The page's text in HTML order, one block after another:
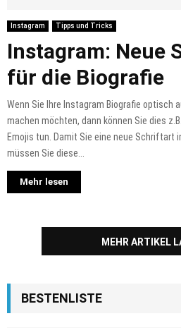
Instagram Tipps und Tricks
Instagram: Neue
für die Biografie
Wenn Sie Ihre Instagram Biografie optisch
machen möchten, dann können Sie dies
Emojis tun. Damit Sie eine neue Schriftart
müssen Sie diese...
Mehr lesen
MEHR ARTIKEL
BESTENLISTE